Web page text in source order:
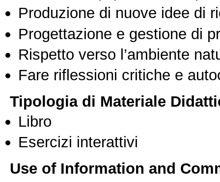
Produzione di nuove idee di
Progettazione e gestione di
Rispetto verso l’ambiente
Fare riflessioni critiche e
Tipologia di Materiale
Libro
Esercizi interattivi
Use of Information and